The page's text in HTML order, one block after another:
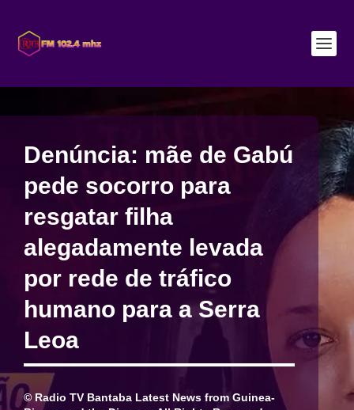
Denúncia: mãe de Gabú
pede socorro para
resgatar filha
alegadamente levada
por rede de tráfico
humano para a Serra
Leoa
© Radio TV Bantaba Latest News from Guinea-